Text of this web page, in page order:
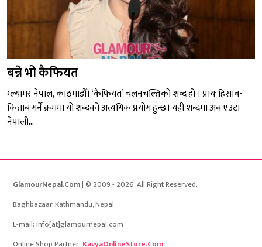
बन्ने भो कैफियत
ग्ल्यामर नेपाल, काठमाडौँ। ‘कैफियत’ चलनचल्तिको शब्द हो । प्रायः हिसाब-
किताब गर्ने क्रममा यो शब्दको अत्यधिक प्रयोग हुन्छ। यही शब्दमा अब एउटा
नेपाली...
GlamourNepal.Com| © 2009 - 2026. All Right Reserved.
Baghbazaar, Kathmandu, Nepal.
E-mail: info[at]glamournepal.com
Online Shop Partner: KavyaOnlineStore.Com